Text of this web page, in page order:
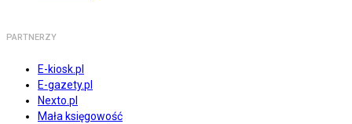
PARTNERZY
E-kiosk.pl
E-gazety.pl
Nexto.pl
Mała księgowość